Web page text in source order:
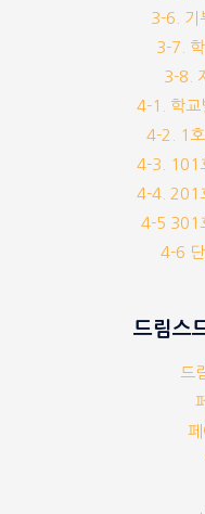
3-6. 기
3-7.
3-8.
4-1. 학교
4-2. 1
4-3. 101
4-4. 201
4-5 301
4-6
드림스
드
페